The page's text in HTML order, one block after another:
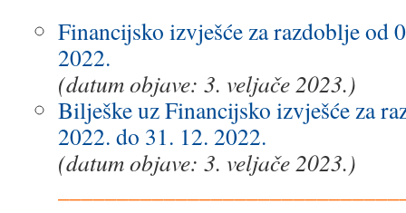
Financijsko izvješće za razdoblje od
2022.
(datum objave: 3. veljače 2023.)
Bilješke uz Financijsko izvješće za
2022. do 31. 12. 2022.
(datum objave: 3. veljače 2023.)